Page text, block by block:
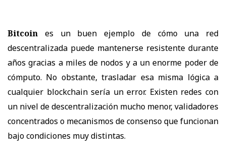
Bitcoin es un buen ejemplo de cómo una red
descentralizada puede mantenerse resistente durante
años gracias a miles de nodos y a un enorme poder de
cómputo. No obstante, trasladar esa misma lógica a
cualquier blockchain sería un error. Existen redes con
un nivel de descentralización mucho menor, validadores
concentrados o mecanismos de consenso que funcionan
bajo condiciones muy distintas.